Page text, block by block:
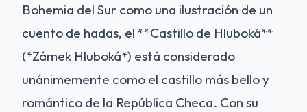
Bohemia del Sur como una ilustración de un
cuento de hadas, el **Castillo de Hluboká**
(*Zámek Hluboká*) está considerado
unánimemente como el castillo más bello y
romántico de la República Checa. Con su